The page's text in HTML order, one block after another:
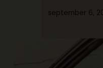
september 6,